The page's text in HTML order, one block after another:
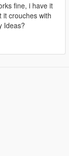
fine, i have it
it crouches with
Ideas?